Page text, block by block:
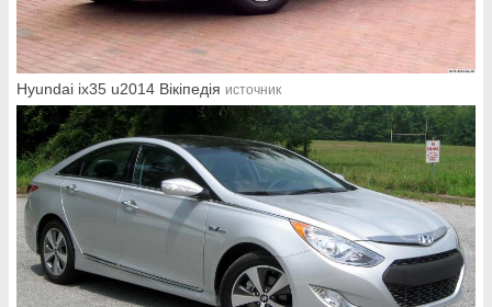
Hyundai ix35 u2014 Вікіпедія источник